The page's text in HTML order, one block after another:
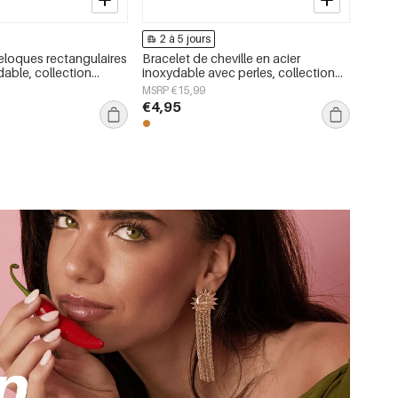
rectangulaires
collection
bijoux pour
2 à 5 jours
Bracelet de cheville en acier
inoxydable avec perles, collection
Simple Daily Simple, bijoux pour
femmes
MSRP €15,99
€4,95